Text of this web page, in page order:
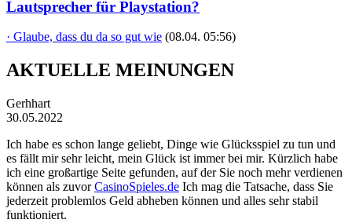
Lautsprecher für Playstation?
· Glaube, dass du da so gut wie (08.04. 05:56)
AKTUELLE MEINUNGEN
Gerhhart
30.05.2022
Ich habe es schon lange geliebt, Dinge wie Glücksspiel zu tun und
es fällt mir sehr leicht, mein Glück ist immer bei mir. Kürzlich habe
ich eine großartige Seite gefunden, auf der Sie noch mehr verdienen
können als zuvorCasinoSpieles.de Ich mag die Tatsache, dass Sie
jederzeit problemlos Geld abheben können und alles sehr stabil
funktioniert.